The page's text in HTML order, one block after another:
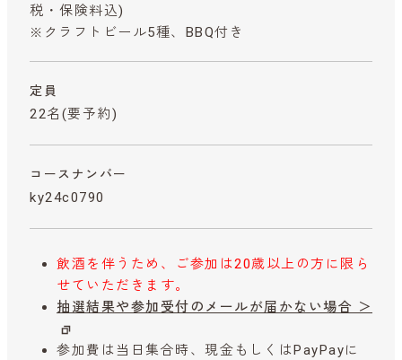
税・保険料込)
※クラフトビール5種、BBQ付き
定員
22名(要予約)
コースナンバー
ky24c0790
飲酒を伴うため、ご参加は20歳以上の方に限ら
せていただきます。
抽選結果や参加受付のメールが届かない場合 ＞
参加費は当日集合時、現金もしくはPayPayに